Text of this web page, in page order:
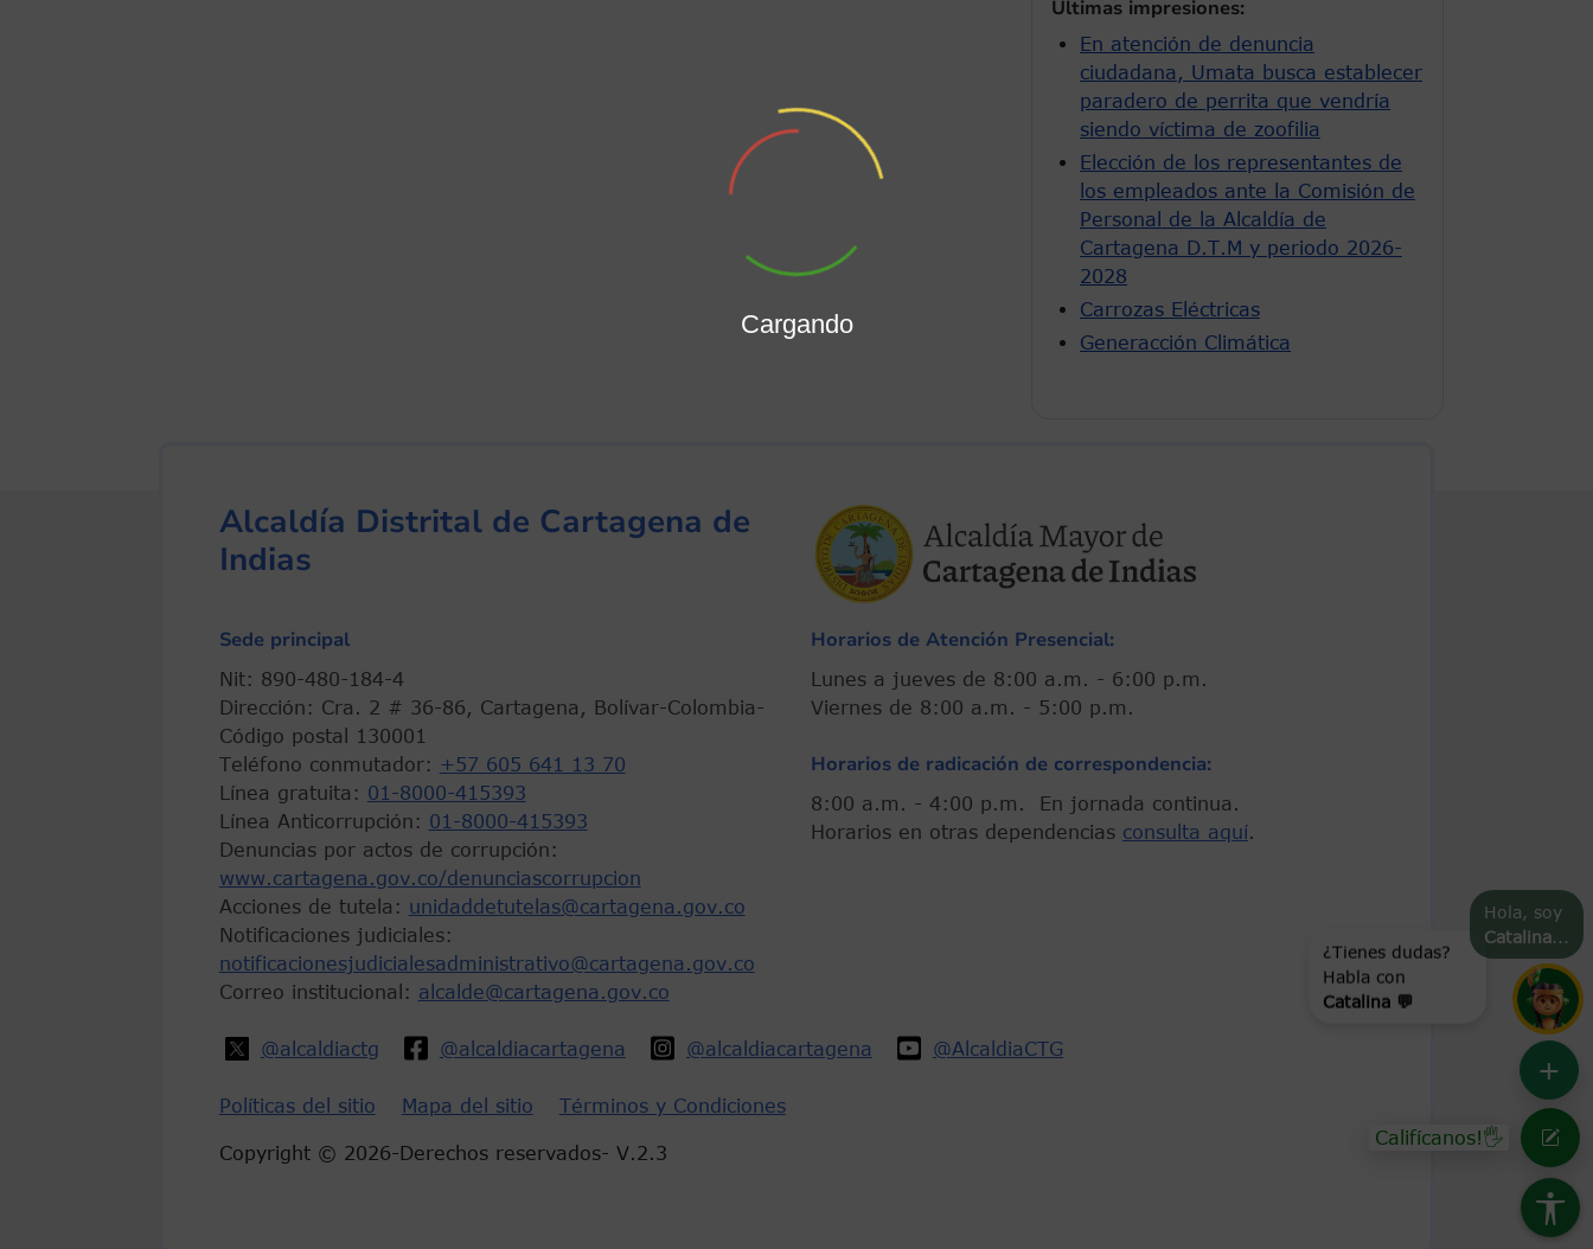
Últimas impresiones:
En atención de denuncia
ciudadana, Umata busca establecer
paradero de perrita que vendría
siendo víctima de zoofilia
Elección de los representantes de
los empleados ante la Comisión de
Personal de la Alcaldía de
Cartagena D.T.M y periodo 2026-
2028
Carrozas Eléctricas
Generacción Climática
+
Hola, soy
Catalina...
¿Tienes dudas?
Habla con
Catalina 💬
Alcaldía Distrital de Cartagena de
Indias
Sede principal
Nit: 890-480-184-4
Dirección: Cra. 2 # 36-86, Cartagena, Bolívar-Colombia-
Código postal 130001
Teléfono conmutador: +57 605 641 13 70
Línea gratuita: 01-8000-415393
Línea Anticorrupción: 01-8000-415393
Denuncias por actos de corrupción:
www.cartagena.gov.co/denunciascorrupcion
Acciones de tutela: unidaddetutelas@cartagena.gov.co
Notificaciones judiciales:
notificacionesjudicialesadministrativo@cartagena.gov.co
Correo institucional: alcalde@cartagena.gov.co
Horarios de Atención Presencial:
Lunes a jueves de 8:00 a.m. - 6:00 p.m.
Viernes de 8:00 a.m. - 5:00 p.m.
Horarios de radicación de correspondencia:
8:00 a.m. - 4:00 p.m. En jornada continua.
Horarios en otras dependencias consulta aquí.
@alcaldiactg @alcaldiacartagena @alcaldiacartagena @AlcaldiaCTG
Políticas del sitio Mapa del sitio Términos y Condiciones
Copyright © 2026-Derechos reservados- V.2.3
Califícanos!🖐
Cargando